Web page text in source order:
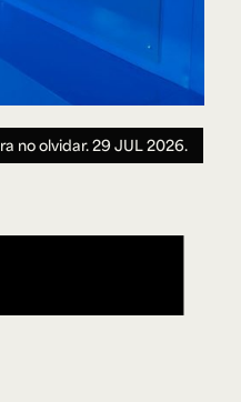
no olvidar.29 JUL 2026.